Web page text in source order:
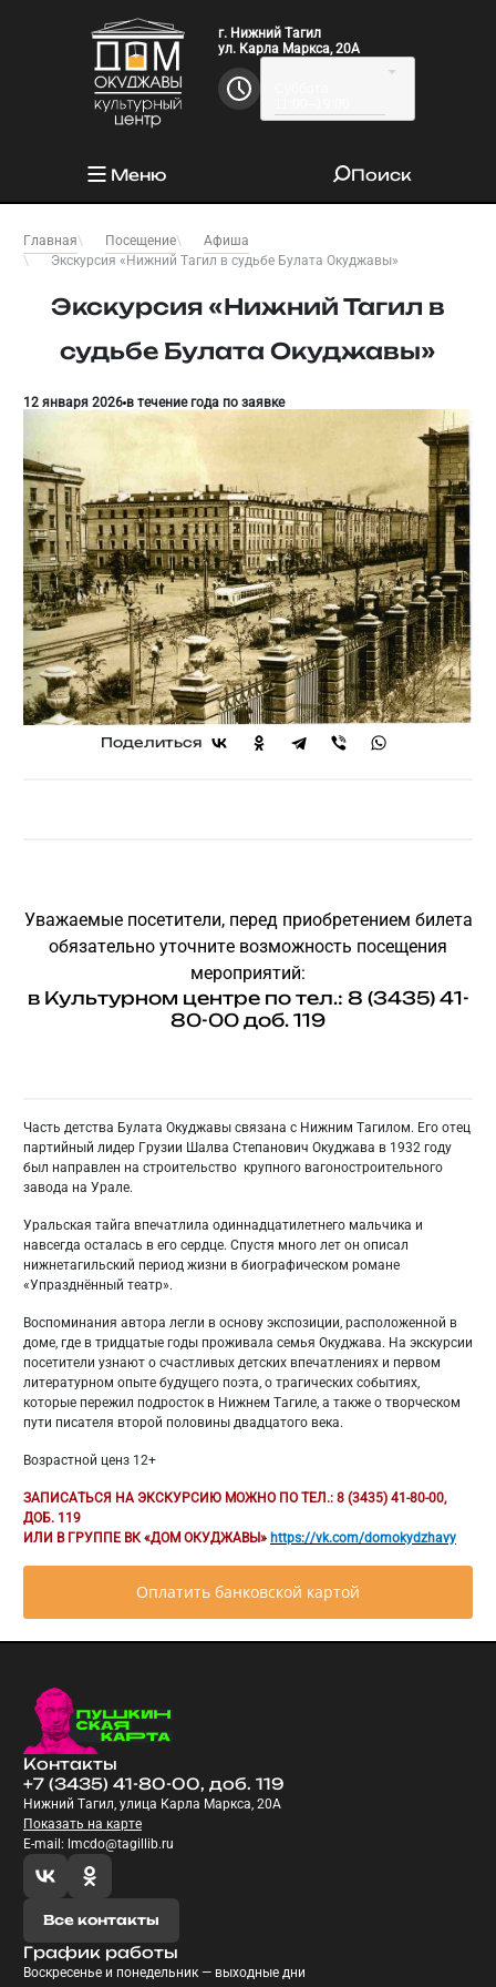
г. Нижний Тагил
ул. Карла Маркса, 20А
Меню Поиск
Главная Посещение
Афиша
Экскурсия «Нижний Тагил в судьбе Булата Окуджавы»
Экскурсия «Нижний Тагил в
судьбе Булата Окуджавы»
12 января 2026 в течение года по заявке
Поделиться
Уважаемые посетители, перед приобретением билета
обязательно уточните возможность посещения
мероприятий:
в Культурном центре по тел.: 8 (3435) 41-
80-00 доб. 119
Часть детства Булата Окуджавы связана с Нижним Тагилом. Его отец
партийный лидер Грузии Шалва Степанович Окуджава в 1932 году
был направлен на строительство крупного вагоностроительного
завода на Урале.
Уральская тайга впечатлила одиннадцатилетнего мальчика и
навсегда осталась в его сердце. Спустя много лет он описал
нижнетагильский период жизни в биографическом романе
«Упразднённый театр».
Воспоминания автора легли в основу экспозиции, расположенной в
доме, где в тридцатые годы проживала семья Окуджава. На экскурсии
посетители узнают о счастливых детских впечатлениях и первом
литературном опыте будущего поэта, о трагических событиях,
которые пережил подросток в Нижнем Тагиле, а также о творческом
пути писателя второй половины двадцатого века.
Возрастной ценз 12+
ЗАПИСАТЬСЯ НА ЭКСКУРСИЮ МОЖНО ПО ТЕЛ.: 8 (3435) 41-80-00,
ДОБ. 119
ИЛИ В ГРУППЕ ВК «ДОМ ОКУДЖАВЫ» https://vk.com/domokydzhavy
Оплатить банковской картой
Контакты
+7 (3435) 41-80-00, доб. 119
Нижний Тагил, улица Карла Маркса, 20А
Показать на карте
E-mail: lmcdo@tagillib.ru
Все контакты
График работы
Воскресенье и понедельник — выходные дни